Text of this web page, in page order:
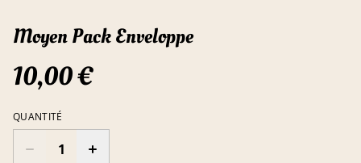
Moyen Pack Enveloppe
10,00 €
QUANTITÉ